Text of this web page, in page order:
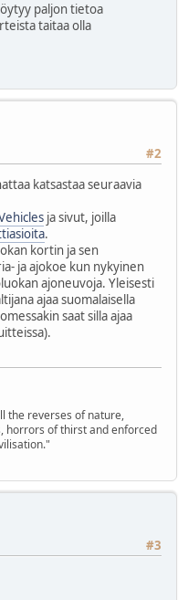
paljon tietoa
taitaa olla
#2
katsastaa seuraavia
ja sivut, joilla
.
kortin ja sen
ja ajokoe kun nykyinen
ajoneuvoja. Yleisesti
ajaa suomalaisella
saat silla ajaa
the reverses of nature,
horrors of thirst and enforced
#3